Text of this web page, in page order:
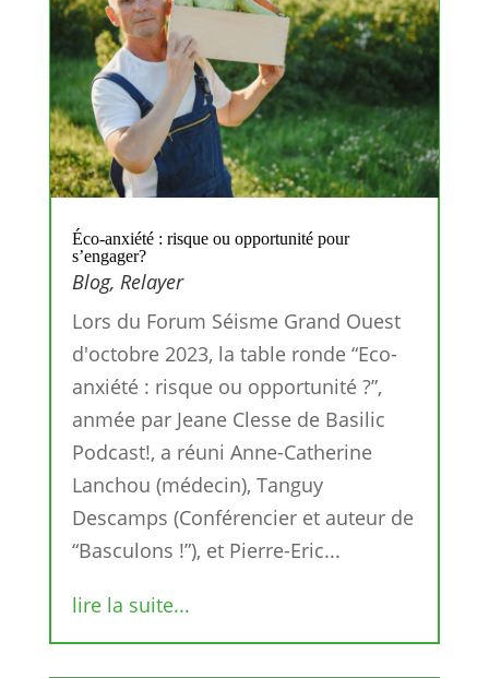
Éco-anxiété : risque ou opportunité pour
s’engager?
Blog, Relayer
Lors du Forum Séisme Grand Ouest
d'octobre 2023, la table ronde “Eco-
anxiété : risque ou opportunité ?”,
anmée par Jeane Clesse de Basilic
Podcast!, a réuni Anne-Catherine
Lanchou (médecin), Tanguy
Descamps (Conférencier et auteur de
“Basculons !”), et Pierre-Eric...
lire la suite...